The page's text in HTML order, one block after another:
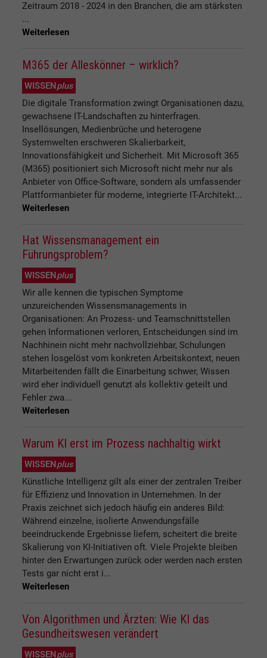
Zeitraum 2018 - 2024 in den Branchen, die am stärksten
...
Weiterlesen
M365 der Alleskönner – wirklich?
WISSENplus
Die digitale Transformation zwingt Organisationen dazu,
gewachsene IT-Landschaften zu hinterfragen.
Insellösungen, Medienbrüche und heterogene
Systemwelten erschweren Skalierbarkeit,
Innovationsfähigkeit und Sicherheit. Mit Microsoft 365
(M365) positioniert sich Microsoft nicht mehr nur als
Anbieter von Office-Software, sondern als umfassender
Plattformanbieter für moderne, integrierte IT-Architekt...
Weiterlesen
Hat Wissensmanagement ein
Führungsproblem?
WISSEN plus
Wir alle kennen die typischen Symptome
unzureichenden Wissensmanagements in
Organisationen: An Prozess- und Teamschnittstellen
gehen Informationen verloren, Entscheidungen sind im
Nachhinein nicht mehr nachvollziehbar, Schulungen
stehen losgelöst vom konkreten Arbeitskontext, neuen
Mitarbeitenden fällt die Einarbeitung schwer, Wissen
wird eher individuell genutzt als kollektiv geteilt und
Fehler zwa...
Weiterlesen
Warum KI erst im Prozess nachhaltig wirkt
WISSENplus
Künstliche Intelligenz gilt als einer der zentralen Treiber
für Effizienz und Innovation in Unternehmen. In der
Praxis zeichnet sich jedoch häufig ein anderes Bild:
Während einzelne, isolierte Anwendungsfälle
beeindruckende Ergebnisse liefern, scheitert die breite
Skalierung von KI-Initiativen oft. Viele Projekte bleiben
hinter den Erwartungen zurück oder werden nach ersten
Tests gar nicht erst i...
Weiterlesen
Von Algorithmen und Ärzten: Wie KI das
Gesundheitswesen verändert
WISSENplus